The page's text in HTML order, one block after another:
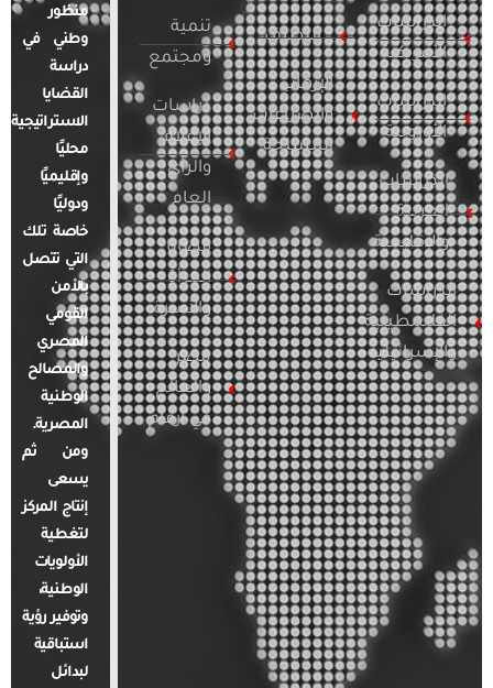
الدراسات
الأمريكية
الدراسات
الأوروبية
الدراسات
العربية
والإقليمية
الدراسات
الفلسطينية
والإسرائيلية
التطرف
الإرهاب
والصراعات
المسلحة
تنمية
ومجتمع
دراسات
الإعلام
والرأي
العام
قضايا
المرأة
والأسرة
مصر
والعالم
في أرقام
منظور
وطني في
دراسة
القضايا
الاستراتيجية
محليًا
وإقليميًا
ودوليًا
خاصة تلك
التي تتصل
بالأمن
القومي
المصري
والمصالح
الوطنية
المصرية.
ومن ثم
يسعى
إنتاج المركز
لتغطية
الأولويات
الوطنية،
وتوفير رؤية
استباقية
لبدائل